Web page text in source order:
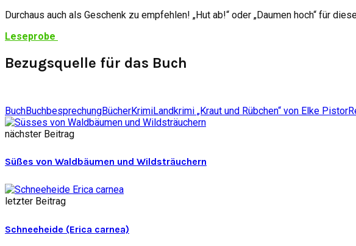
Durchaus auch als Geschenk zu empfehlen! „Hut ab!“ oder „Daumen hoch“ für
Leseprobe
Bezugsquelle für das Buch
BuchBuchbesprechungBücherKrimiLandkrimi „Kraut und Rübchen“ von Elke Pistor
nächster Beitrag
Süßes von Waldbäumen und Wildsträuchern
letzter Beitrag
Schneeheide (Erica carnea)